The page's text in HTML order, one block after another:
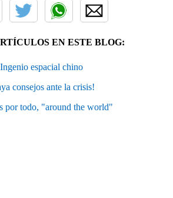
EN ESTE BLOG:
Ingenio espacial chino
consejos ante la crisis!
por todo, "around the world"